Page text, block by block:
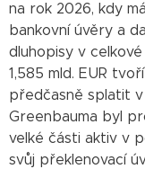
na rok 2026, kdy
bankovní úvěry a
dluhopisy v
1,585 mld. EUR
předčasně splatit
Greenbauma byl
velké části aktiv v
svůj překlenovací